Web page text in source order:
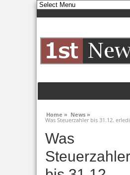
Home » News »
Was Steuerzahler bis 31.12.
Was
Steuerzahler